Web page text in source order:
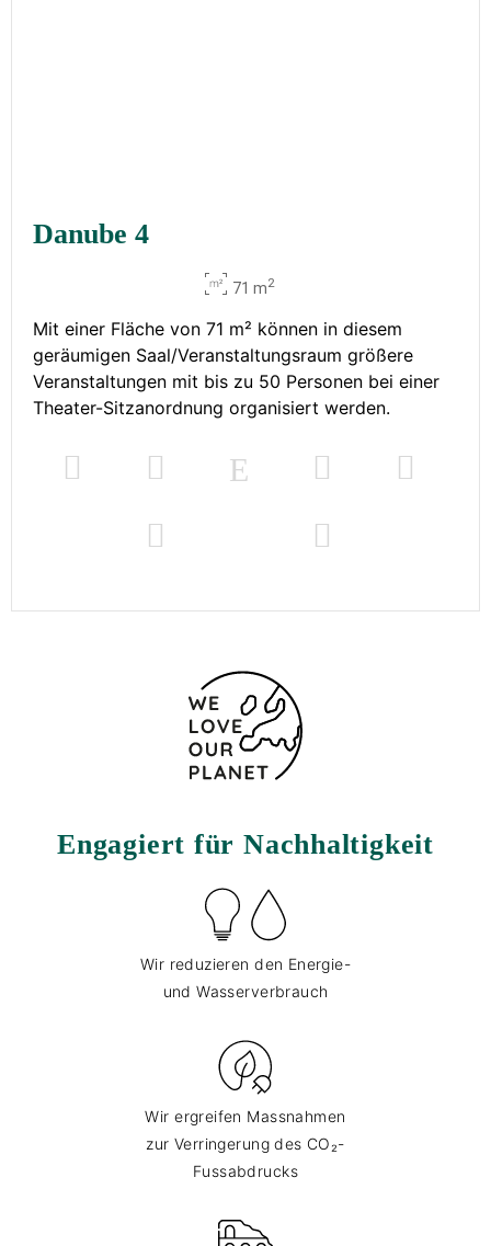
Danube 4
71 m2
Mit einer Fläche von 71 m² können in diesem
geräumigen Saal/Veranstaltungsraum größere
Veranstaltungen mit bis zu 50 Personen bei einer
Theater-Sitzanordnung organisiert werden.
Engagiert für Nachhaltigkeit
Wir reduzieren den Energie-
und Wasserverbrauch
Wir ergreifen Massnahmen
zur Verringerung des CO₂-
Fussabdrucks